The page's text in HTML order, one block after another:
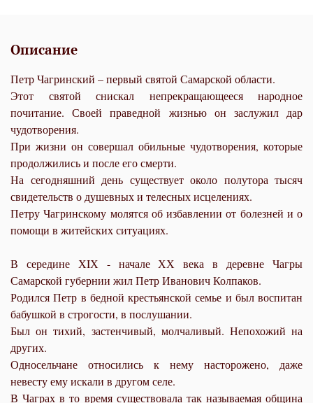
Описание
Петр Чагринский – первый святой Самарской области.
Этот святой снискал непрекращающееся народное
почитание. Своей праведной жизнью он заслужил дар
чудотворения.
При жизни он совершал обильные чудотворения, которые
продолжились и после его смерти.
На сегодняшний день существует около полутора тысяч
свидетельств о душевных и телесных исцелениях.
Петру Чагринскому молятся об избавлении от болезней и о
помощи в житейских ситуациях.
В середине ХIХ - начале ХХ века в деревне Чагры
Самарской губернии жил Петр Иванович Колпаков.
Родился Петр в бедной крестьянской семье и был воспитан
бабушкой в строгости, в послушании.
Был он тихий, застенчивый, молчаливый. Непохожий на
других.
Односельчане относились к нему насторожено, даже
невесту ему искали в другом селе.
В Чаграх в то время существовала так называемая община